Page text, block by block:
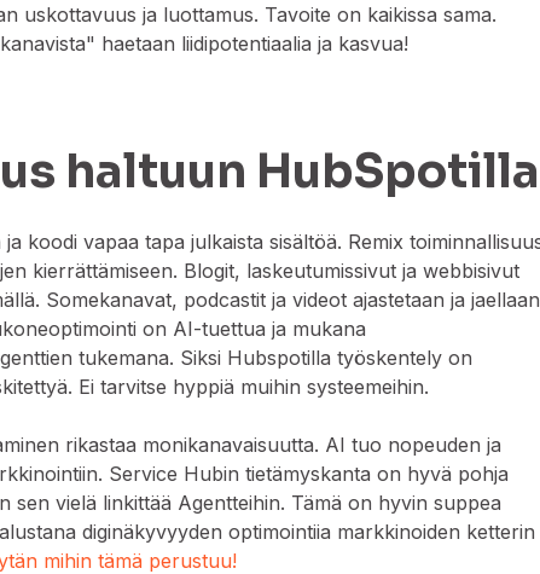
uskottavuus ja luottamus. Tavoite on kaikissa sama.
haetaan liidipotentiaalia ja kasvua!
haltuun HubSpotilla
koodi vapaa tapa julkaista sisältöä. Remix
kierrättämiseen. Blogit, laskeutumissivut ja webbisivut
Somekanavat, podcastit ja videot ajastetaan ja jaellaan
on AI-tuettua ja mukana
tukemana. Siksi Hubspotilla työskentely on
Ei tarvitse hyppiä muihin systeemeihin.
rikastaa monikanavaisuutta. AI tuo nopeuden ja
Service Hubin tietämyskanta on hyvä pohja
sen vielä linkittää Agentteihin. Tämä on hyvin suppea
diginäkyvyyden optimointiia markkinoiden ketterin
mihin tämä perustuu!